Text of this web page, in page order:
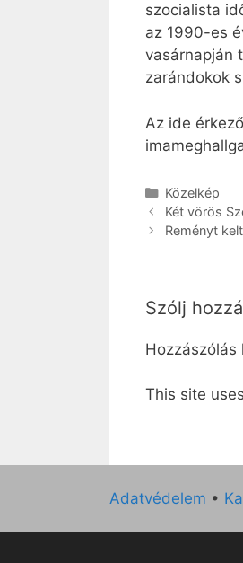
szocialista
az 1990-es
vasárnapján
zarándokok
Az ide
Kategória
Közelkép
Két vörös
Reményt
Szólj
Hozzászólás
This site
Adatvédelem •